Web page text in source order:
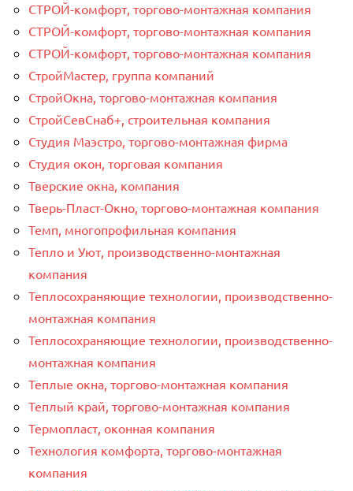
СТРОЙ-комфорт, торгово-монтажная компания
СТРОЙ-комфорт, торгово-монтажная компания
СТРОЙ-комфорт, торгово-монтажная компания
СтройМастер, группа компаний
СтройОкна, торгово-монтажная компания
СтройСевСнаб+, строительная компания
Студия Маэстро, торгово-монтажная фирма
Студия окон, торговая компания
Тверские окна, компания
Тверь-Пласт-Окно, торгово-монтажная компания
Темп, многопрофильная компания
Тепло и Уют, производственно-монтажная
компания
Теплосохраняющие технологии, производственно-
монтажная компания
Теплосохраняющие технологии, производственно-
монтажная компания
Теплые окна, торгово-монтажная компания
Теплый край, торгово-монтажная компания
Термопласт, оконная компания
Технология комфорта, торгово-монтажная
компания